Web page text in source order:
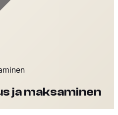
ja maksaminen